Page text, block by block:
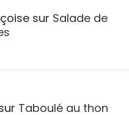
sur Salade de
Taboulé au thon